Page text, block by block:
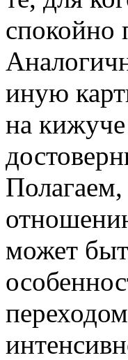
спокойно
иную
на
может